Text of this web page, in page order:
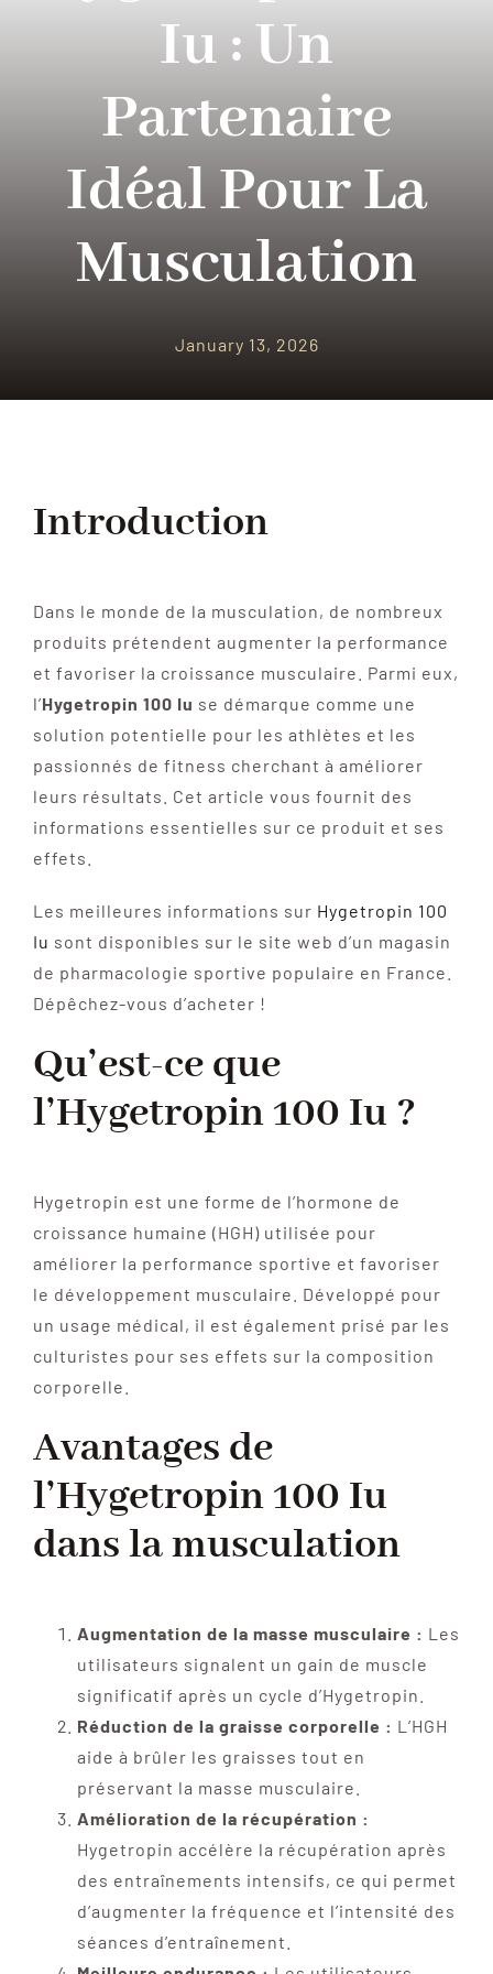
SEGUROS DE VIAJES
Iu : Un
Partenaire
Idéal Pour La
Musculation
January 13, 2026
Introduction
Dans le monde de la musculation, de nombreux
produits prétendent augmenter la performance
et favoriser la croissance musculaire. Parmi eux,
l’Hygetropin 100 Iu se démarque comme une
solution potentielle pour les athlètes et les
passionnés de fitness cherchant à améliorer
leurs résultats. Cet article vous fournit des
informations essentielles sur ce produit et ses
effets.
Les meilleures informations sur Hygetropin 100
Iu sont disponibles sur le site web d’un magasin
de pharmacologie sportive populaire en France.
Dépêchez-vous d’acheter !
Qu’est-ce que
l’Hygetropin 100 Iu ?
Hygetropin est une forme de l’hormone de
croissance humaine (HGH) utilisée pour
améliorer la performance sportive et favoriser
le développement musculaire. Développé pour
un usage médical, il est également prisé par les
culturistes pour ses effets sur la composition
corporelle.
Avantages de
l’Hygetropin 100 Iu
dans la musculation
Augmentation de la masse musculaire : Les
utilisateurs signalent un gain de muscle
significatif après un cycle d’Hygetropin.
Réduction de la graisse corporelle : L’HGH
aide à brûler les graisses tout en
préservant la masse musculaire.
Amélioration de la récupération :
Hygetropin accélère la récupération après
des entraînements intensifs, ce qui permet
d’augmenter la fréquence et l’intensité des
séances d’entraînement.